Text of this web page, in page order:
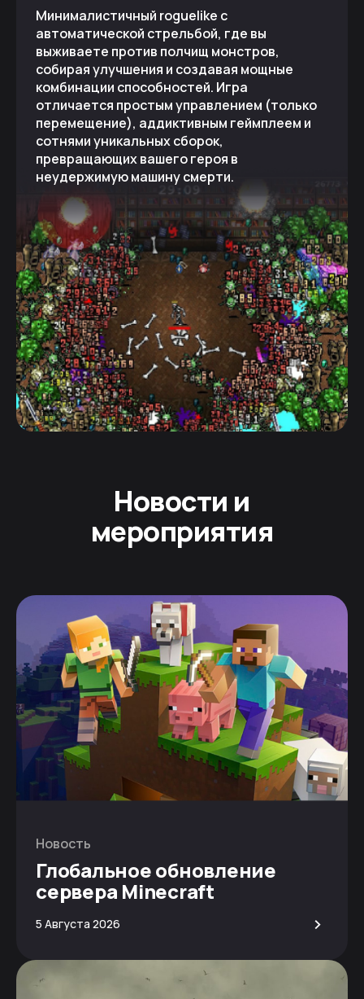
Минималистичный roguelike с
автоматической стрельбой, где вы
выживаете против полчищ монстров,
собирая улучшения и создавая мощные
комбинации способностей. Игра
отличается простым управлением (только
перемещение), аддиктивным геймплеем и
сотнями уникальных сборок,
превращающих вашего героя в
неудержимую машину смерти.
Новости и
мероприятия
Новость
Глобальное обновление
сервера Minecraft
5 Августа 2026 >